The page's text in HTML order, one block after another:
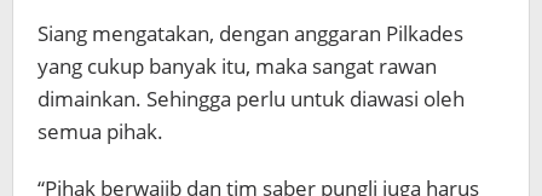
Siang mengatakan, dengan anggaran Pilkades
yang cukup banyak itu, maka sangat rawan
dimainkan. Sehingga perlu untuk diawasi oleh
semua pihak.
“Pihak berwajib dan tim saber pungli juga harus